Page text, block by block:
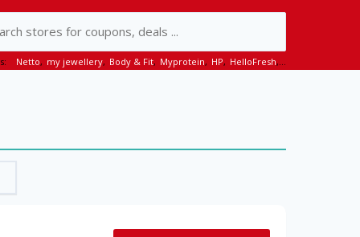
Netto, my jewellery, Body & Fit, Myprotein, HP, HelloFresh,...